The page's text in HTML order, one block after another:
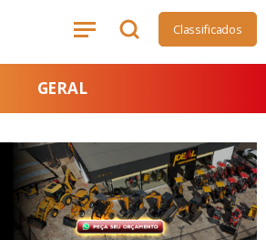
Classificados
GERAL